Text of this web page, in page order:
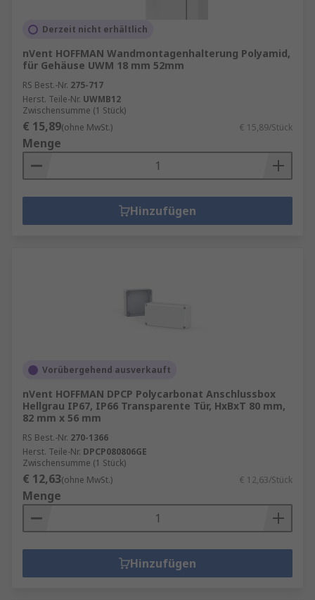
Derzeit nicht erhältlich
nVent HOFFMAN Wandmontagenhalterung Polyamid,
für Gehäuse UWM 18 mm 52mm
RS Best.-Nr. 275-717
Herst. Teile-Nr. UWMB12
Zwischensumme (1 Stück)
€ 15,89(ohne MwSt.) € 15,89/Stück
Menge
Hinzufügen
Vorübergehend ausverkauft
nVent HOFFMAN DPCP Polycarbonat Anschlussbox
Hellgrau IP67, IP66 Transparente Tür, HxBxT 80 mm,
82 mm x 56 mm
RS Best.-Nr. 270-1366
Herst. Teile-Nr. DPCP080806GE
Zwischensumme (1 Stück)
€ 12,63(ohne MwSt.) € 12,63/Stück
Menge
Hinzufügen